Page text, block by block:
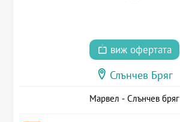
виж офертата
Слънчев Бряг
Марвел - Слънчев бряг